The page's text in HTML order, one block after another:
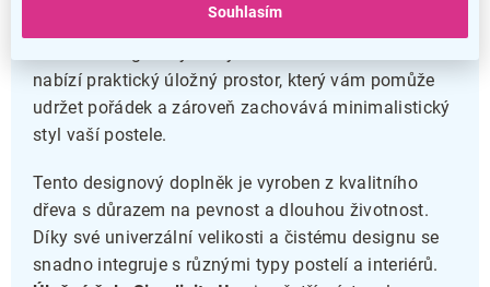
Souhlasím
nabízí praktický úložný prostor, který vám pomůže
udržet pořádek a zároveň zachovává minimalistický
styl vaší postele.
Tento designový doplněk je vyroben z kvalitního
dřeva s důrazem na pevnost a dlouhou životnost.
Díky své univerzální velikosti a čistému designu se
snadno integruje s různými typy postelí a interiérů.